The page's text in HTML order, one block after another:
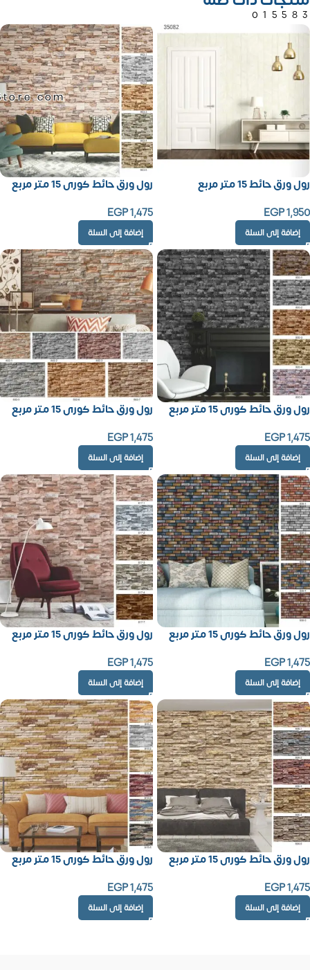
رول ورق حائط 15 متر مربع
EGP1,950
إضافة إلى السلة
رول ورق حائط كورى 15 متر مربع
EGP1,475
إضافة إلى السلة
رول ورق حائط كورى 15 متر مربع
EGP1,475
إضافة إلى السلة
رول ورق حائط كورى 15 متر مربع
EGP1,475
إضافة إلى السلة
رول ورق حائط كورى 15 متر مربع
EGP1,475
إضافة إلى السلة
رول ورق حائط كورى 15 متر مربع
EGP1,475
إضافة إلى السلة
رول ورق حائط كورى 15 متر مربع
EGP1,475
إضافة إلى السلة
رول ورق حائط كورى 15 متر مربع
EGP1,475
إضافة إلى السلة